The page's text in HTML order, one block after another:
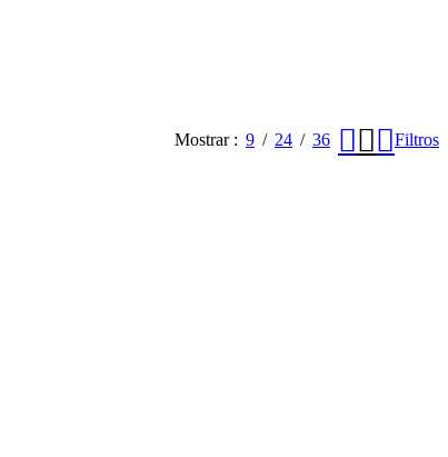
Mostrar 9 24 36 Filtros